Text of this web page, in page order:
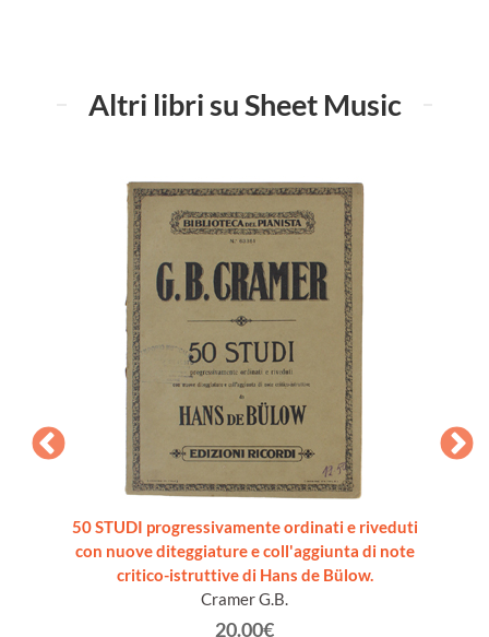
Altri libri su Sheet Music
50 STUDI progressivamente ordinati e riveduti
con nuove diteggiature e coll'aggiunta di note
critico-istruttive di Hans de Bülow.
Cramer G.B.
20.00€